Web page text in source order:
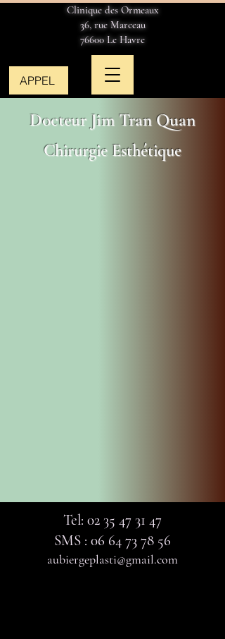
Clinique des Ormeaux
36, rue Marceau
76600 Le Havre
APPEL
Docteur Jim Tran Quan
Chirurgie Esthétique
Tel: 02 35 47 31 47
SMS : 06 64 73 78 56
aubiergeplasti@gmail.com